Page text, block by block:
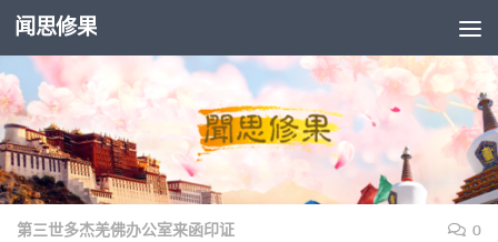
Skip to content
闻思修果
第三世多杰羌佛办公室来函印证 0